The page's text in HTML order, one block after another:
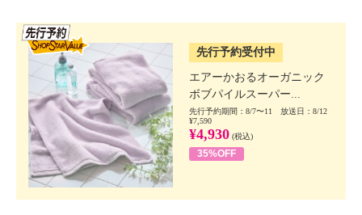
先行予約受付中
エアーかおるオーガニック
ボブパイルスーパー...
先行予約期間：8/7〜11 放送日：8/12
¥7,590
¥4,930 (税込)
35%OFF